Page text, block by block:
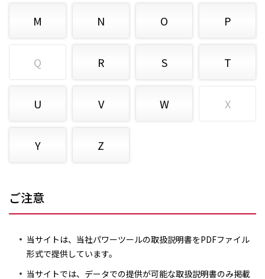
M N O P
Q R S T
U V W X
Y Z
ご注意
当サイトは、当社パワーツールの取扱説明書をPDFファイル
形式で提供しています。
当サイトでは、データでの提供が可能な取扱説明書のみ掲載